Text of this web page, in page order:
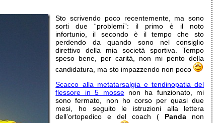
Sto scrivendo poco recentemente, ma sono
sorti due “problemi”: il primo è il noto
infortunio, il secondo è il tempo che sto
perdendo da quando sono nel consiglio
direttivo della mia società sportiva. Tempo
speso bene, per carità, non mi pento della
candidatura, ma sto impazzendo non poco
Scacco alla metatarsalgia e tendinopatia del
flessore in 5 mossenon ha funzionato, mi
sono fermato, non ho corso per quasi due
mesi, ho seguito le istruzioni alla lettera
dell’ortopedico e del coach ( Panda non